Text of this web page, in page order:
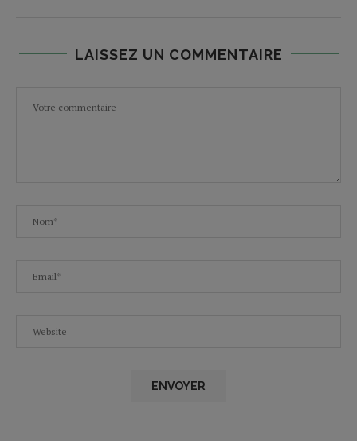
LAISSEZ UN COMMENTAIRE